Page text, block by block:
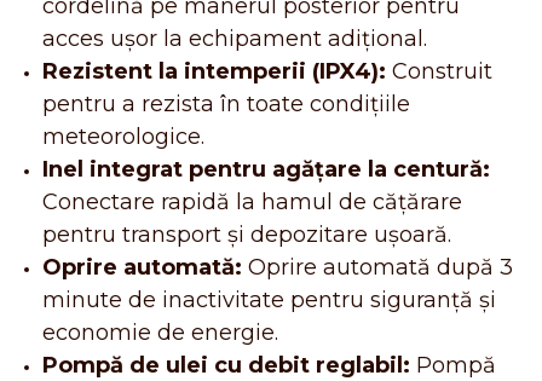
cordelină pe mânerul posterior pentru
acces ușor la echipament adițional.
Rezistent la intemperii (IPX4): Construit
pentru a rezista în toate condițiile
meteorologice.
Inel integrat pentru agățare la centură:
Conectare rapidă la hamul de cățărare
pentru transport și depozitare ușoară.
Oprire automată: Oprire automată după 3
minute de inactivitate pentru siguranță și
economie de energie.
Pompă de ulei cu debit reglabil: Pompă